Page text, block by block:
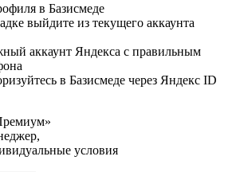
в Базисмеде
выйдите из текущего аккаунта
аккаунт Яндекса с правильным
в Базисмеде через Яндекс ID
условия